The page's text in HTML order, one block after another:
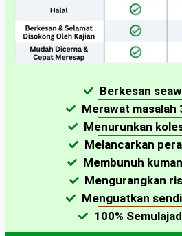
Berkesan
Merawat masalah
Menurunkan
Melancarkan
Membunuh
Mengurangkan
Menguatkan
100%